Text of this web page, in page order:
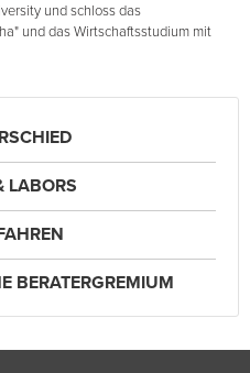
und schloss das
und das Wirtschaftsstudium mit
LABORS
BERATERGREMIUM